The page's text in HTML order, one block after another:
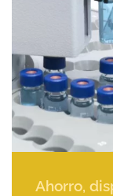
Ahorro,